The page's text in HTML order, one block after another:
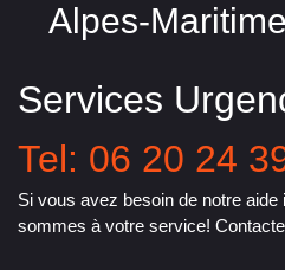
Alpes-
Services
Tel: 06 20 24
Si vous avez besoin de notre
sommes à votre service!